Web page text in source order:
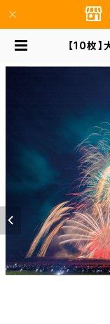
【10枚
事務所